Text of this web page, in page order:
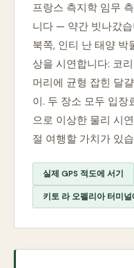
프랑스 측지학 임무
니다 — 약간 빗나갔습
북쪽, 인티 난 태양 박
상을 시연합니다: 코
머리에 균형 잡힌 달
이. 두 장소 모두 입장
으로 이상한 물리 시
절 여행할 가치가 있
실제 GPS 적도에 서기
키토 라 오펠리아 터미